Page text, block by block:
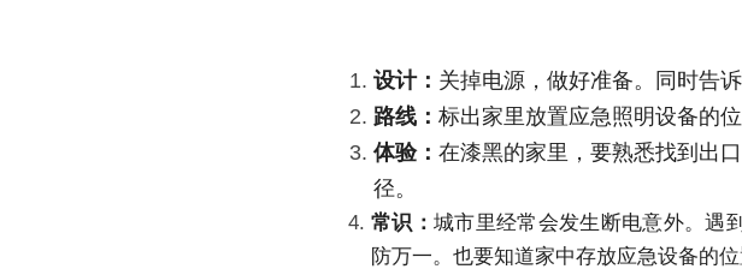
设计： 关掉电源，做好准备。同时告
路线： 标出家里放置应急照明设备的
体验： 在漆黑的家里，要熟悉找到出
径。
常识： 城市里经常会发生断电意外。遇
防万一。也要知道家中存放应急设备的